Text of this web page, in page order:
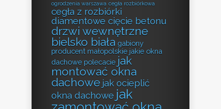
ogrodzenia warszawa cegła rozbiórkowa
cegła z rozbiórki
diamentowe cięcie betonu
drzwi wewnętrzne
bielsko biała gabiony
producent małopolskie jakie okna
dachowe polecacie jak
montować okna
dachowe jak ocieplić
okna dachowe jak